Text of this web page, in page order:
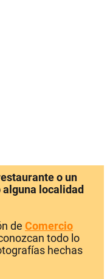
o un
localidad
de Comercio
todo lo
hechas